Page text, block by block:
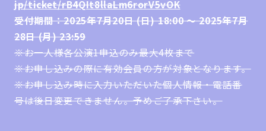
jp/ticket/rB4QIt8llaLm6rorV5vOK
受付期間：2025年7月20日 (日) 18:00 ～ 2025年7月
28日 (月) 23:59
※お一人様各公演1申込のみ最大4枚まで
※お申し込みの際に有効会員の方が対象となります。
※お申し込み時に入力いただいた個人情報・電話番
号は後日変更できません。予めご了承下さい。